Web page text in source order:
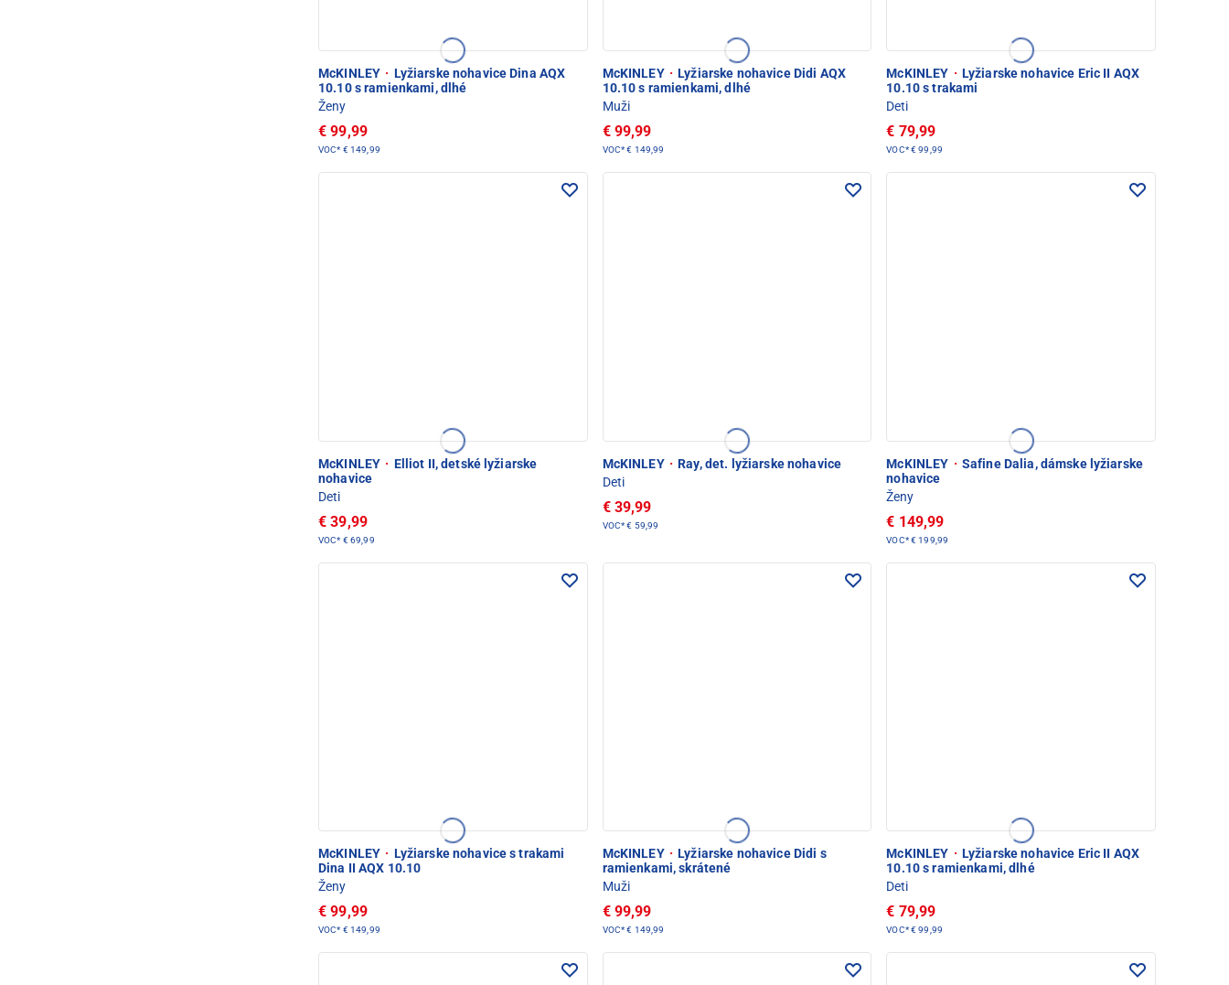
McKINLEY · Lyžiarske nohavice Dina AQX
10.10 s ramienkami, dlhé
Ženy
€ 99,99
VOC* € 149,99
McKINLEY · Lyžiarske nohavice Didi AQX
10.10 s ramienkami, dlhé
Muži
€ 99,99
VOC*€ 149,99
McKINLEY · Lyžiarske nohavice Eric II AQX
10.10 s trakami
Deti
€ 79,99
VOC*€ 99,99
McKINLEY · Elliot II, detské lyžiarske
nohavice
Deti
€ 39,99
VOC* € 69,99
McKINLEY · Ray, det. lyžiarske nohavice
Deti
€ 39,99
VOC*€ 59,99
McKINLEY · Safine Dalia, dámske lyžiarske
nohavice
Ženy
€ 149,99
VOC*€ 199,99
McKINLEY · Lyžiarske nohavice s trakami
Dina II AQX 10.10
Ženy
€ 99,99
VOC* € 149,99
McKINLEY · Lyžiarske nohavice Didi s
ramienkami, skrátené
Muži
€ 99,99
VOC*€ 149,99
McKINLEY · Lyžiarske nohavice Eric II AQX
10.10 s ramienkami, dlhé
Deti
€ 79,99
VOC*€ 99,99